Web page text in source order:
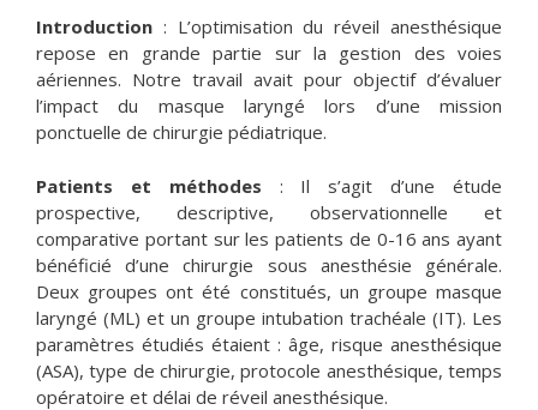
Introduction : L’optimisation du réveil anesthésique
repose en grande partie sur la gestion des voies
aériennes. Notre travail avait pour objectif d’évaluer
l’impact du masque laryngé lors d’une mission
ponctuelle de chirurgie pédiatrique.
Patients et méthodes : Il s’agit d’une étude
prospective, descriptive, observationnelle et
comparative portant sur les patients de 0-16 ans ayant
bénéficié d’une chirurgie sous anesthésie générale.
Deux groupes ont été constitués, un groupe masque
laryngé (ML) et un groupe intubation trachéale (IT). Les
paramètres étudiés étaient : âge, risque anesthésique
(ASA), type de chirurgie, protocole anesthésique, temps
opératoire et délai de réveil anesthésique.